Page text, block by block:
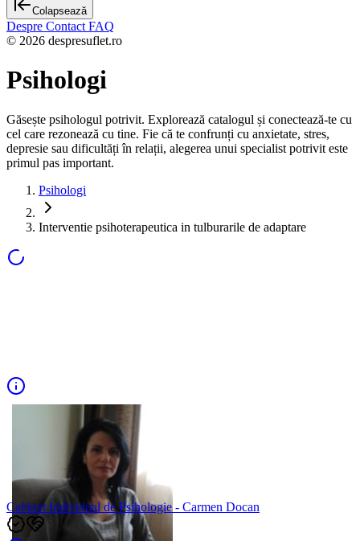
Colapsează
Despre Contact FAQ
© 2026 despresuflet.ro
Psihologi
Găsește psihologul potrivit. Explorează catalogul și conectează-te cu
cel care rezonează cu tine. Fie că te confrunți cu anxietate, stres,
depresie sau dificultăți în relații, alegerea unui specialist potrivit este
primul pas important.
Psihologi
Interventie psihoterapeutica in tulburarile de adaptare
Cabinet Individual de Psihologie - Carmen Docan